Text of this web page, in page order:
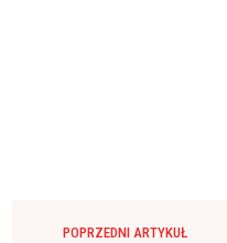
POPRZEDNI ARTYKUŁ